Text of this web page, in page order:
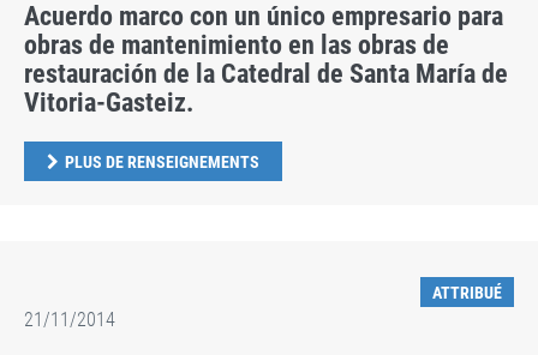
Acuerdo marco con un único empresario para
obras de mantenimiento en las obras de
restauración de la Catedral de Santa María de
Vitoria-Gasteiz.
PLUS DE RENSEIGNEMENTS
ATTRIBUÉ
21/11/2014